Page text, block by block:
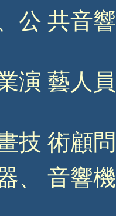
公 共音
演 藝人
技 術顧
、 音響